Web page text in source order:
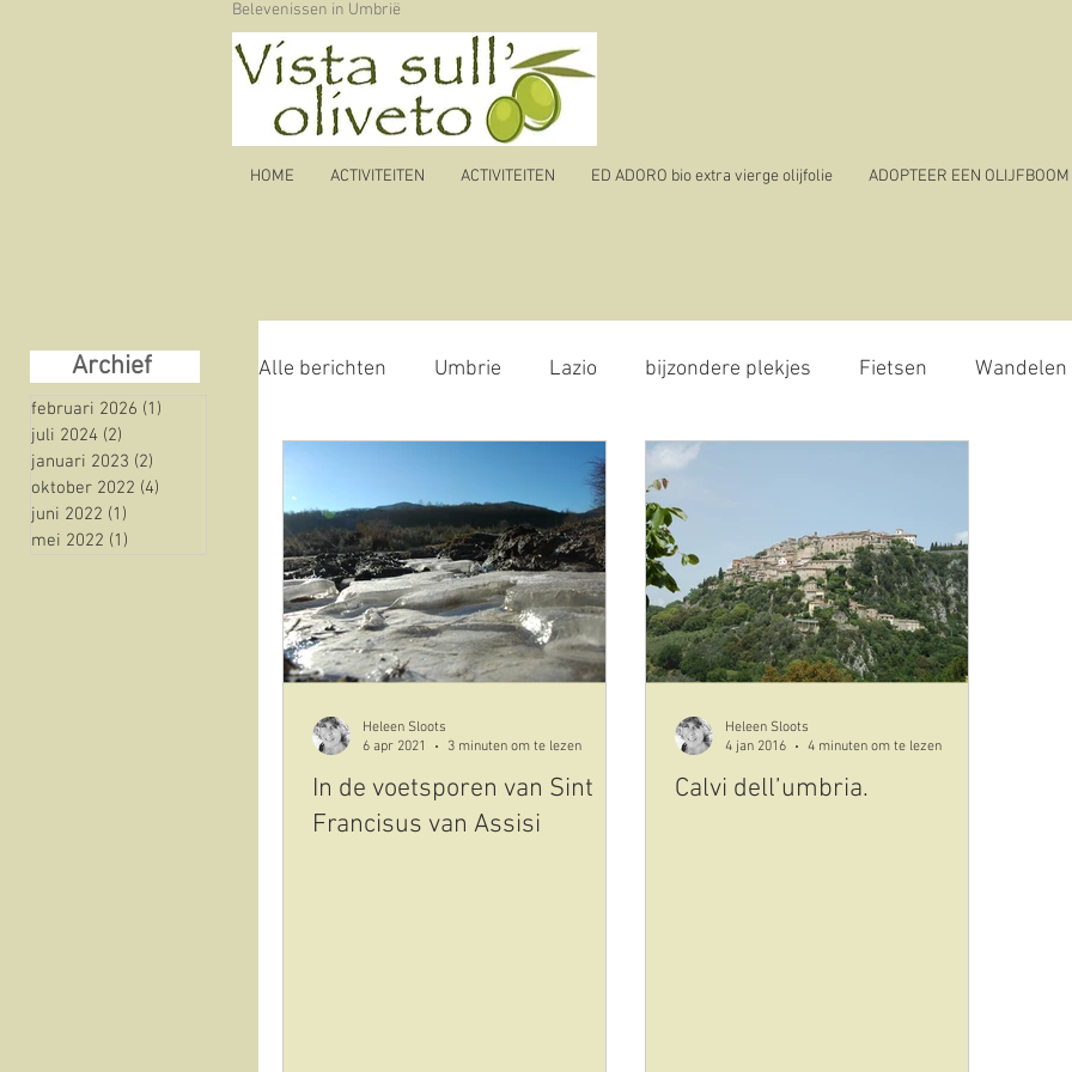
Belevenissen in Umbrië
HOME ACTIVITEITEN ACTIVITEITEN ED ADORO bio extra vierge olijfolie ADOPTEER EEN OLIJFBOOM
Archief
februari 2026 (1)
juli 2024 (2)
januari 2023 (2)
oktober 2022 (4)
juni 2022 (1)
mei 2022 (1)
Alle berichten Umbrie Lazio bijzondere plekjes Fietsen Wandelen
olijvenpluk
natuur historie cultuur kunst plaatsen uitgelicht eten en
Vista sull'oliveto Covid-19-corona olijfolie
In de voetsporen van Sint
Francisus van Assisi
Heleen Sloots
6 apr 2021
3 minuten om te lezen
Calvi dell’umbria.
Heleen Sloots
4 jan 2016
4 minuten om te lezen